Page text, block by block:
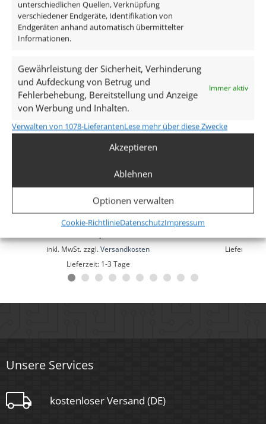
unterschiedlichen Quellen, Verknüpfung
verschiedener Endgeräte, Identifikation von
Endgeräten anhand automatisch übermittelter
Informationen.
Gewährleistung der Sicherheit, Verhinderung
und Aufdeckung von Betrug und
Fehlerbehebung, Bereitstellung und Anzeige
von Werbung und Inhalten.
Immer aktiv
Verwalten von 1078-LieferantenLese mehr über diese Zwecke
Akzeptieren
Ablehnen
Optionen verwalten
Cookie-RichtlinieDatenschutzImpressum
Rund
Farbe
Marke / Hersteller
Luxvenum
Herstellergarantie
Forma Einbaurahmen matt-
weißes Aluminium eckig forma-
EW
inkl. MwSt. zzgl. Versandkosten
Lieferzeit: 1-3 Tage
Forma
Lieferzeit:
Unsere Services
kostenloser Versand (DE)